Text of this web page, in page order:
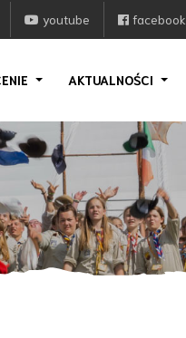
youtube facebook
AKTUALNOŚCI